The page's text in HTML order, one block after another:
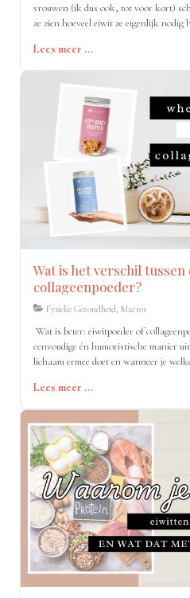
vrouwen (ik dus ook, tot voor kort)
ze zien hoeveel eiwit ze eigenlijk nodig
Lees meer ...
Wat is het verschil
collageenpoeder?
Fysieke Gezondheid, Macros
Wat is beter: eiwitpoeder of
eenvoudige én humoristische manier
lichaam ermee doet en wanneer je
Lees meer ...